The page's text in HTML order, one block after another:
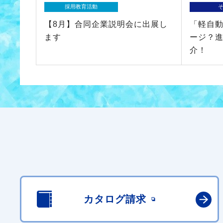
採用教育活動
【8月】合同企業説明会に出展し
ます
「軽自
ージ？
介！
カタログ請求